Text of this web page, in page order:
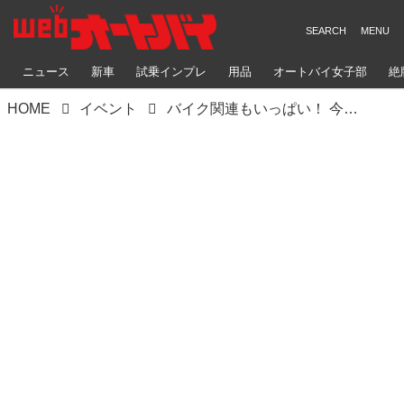
ニュース 新車 試乗インプレ 用品 オートバイ女子部 絶
HOME イベント バイク関連もいっぱい！ 今年も静岡ホビーショーに行ってきました